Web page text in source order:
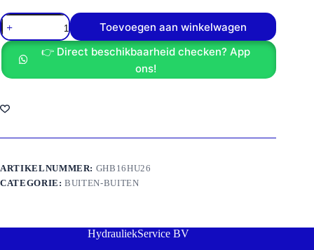
Verloopnippel
BSP-
UNF
aantal
Toevoegen aan winkelwagen
👉 Direct beschikbaarheid checken? App
ons!
ARTIKELNUMMER: GHB16HU26
CATEGORIE:BUITEN-BUITEN
HydrauliekService BV